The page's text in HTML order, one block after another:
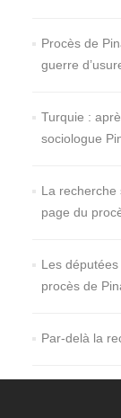
Procès de
guerre
Turquie :
sociologue
La recherche
page du
Les
procès de
Par-delà la